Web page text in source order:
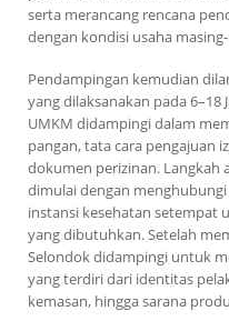
serta merancang rencana
dengan kondisi usaha
Pendampingan kemudian
yang dilaksanakan pada 6–18
UMKM didampingi dalam
pangan, tata cara pengajuan
dokumen perizinan. Langkah
dimulai dengan
instansi kesehatan setempat
yang dibutuhkan. Setelah
Selondok didampingi untuk
yang terdiri dari identitas
kemasan, hingga sarana